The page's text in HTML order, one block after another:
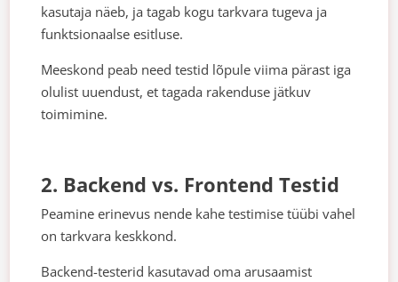
kasutaja näeb, ja tagab kogu tarkvara tugeva ja
funktsionaalse esitluse.
Meeskond peab need testid lõpule viima pärast iga
olulist uuendust, et tagada rakenduse jätkuv
toimimine.
2. Backend vs. Frontend Testid
Peamine erinevus nende kahe testimise tüübi vahel
on tarkvara keskkond.
Backend-testerid kasutavad oma arusaamist